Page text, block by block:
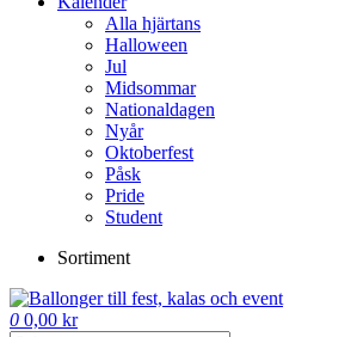
Alla hjärtans
Halloween
Jul
Midsommar
Nationaldagen
Nyår
Oktoberfest
Påsk
Pride
Student
Sortiment
0 0,00 kr